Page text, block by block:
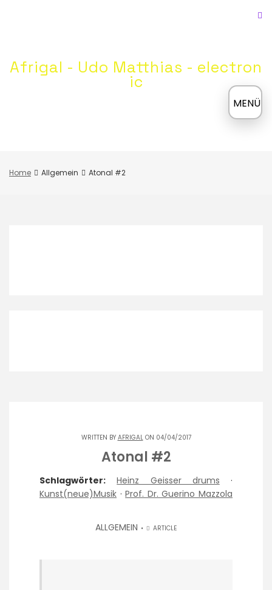
Afrigal - Udo Matthias - electron
ic
Home Allgemein Atonal #2
≡
WRITTEN BY AFRIGALON 04/04/2017
Atonal #2
Schlagwörter: Heinz Geisser drums ·
Kunst(neue)Musik ·Prof. Dr. Guerino Mazzola
ALLGEMEIN ARTICLE
MENÜ